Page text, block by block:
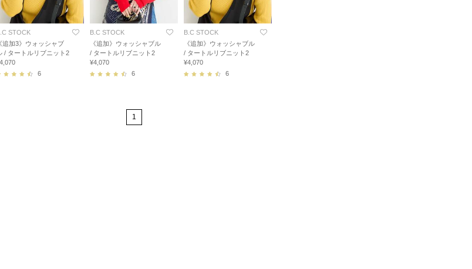
STOCK
《追加3》ウォッシャブ
/ タートルリブニット2
6
B.C STOCK
《追加》ウォッシャブル
/ タートルリブニット2
¥4,070
6
B.C STOCK
《追加》ウォッシャブル
/ タートルリブニット2
¥4,070
6
1